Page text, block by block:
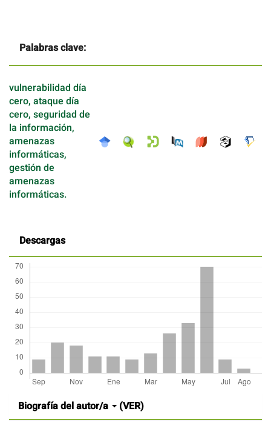
Palabras clave:
vulnerabilidad día
cero, ataque día
cero, seguridad de
la información,
amenazas
informáticas,
gestión de
amenazas
informáticas.
Descargas
Detalles
del
artículo
Biografía del autor/a (VER)